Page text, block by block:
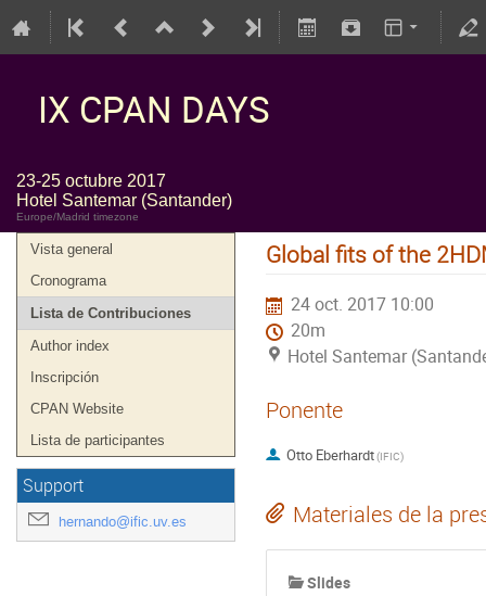
IX CPAN DAYS
23-25 octubre 2017
Hotel Santemar (Santander)
Europe/Madrid timezone
Vista general
Cronograma
Lista de Contribuciones
Author index
Inscripción
CPAN Website
Lista de participantes
Support
hernando@ific.uv.es
Global fits of the
24 oct. 2017 10:00
20m
Hotel Santemar
Ponente
Otto Eberhardt(IFIC)
Materiales de la
Slides